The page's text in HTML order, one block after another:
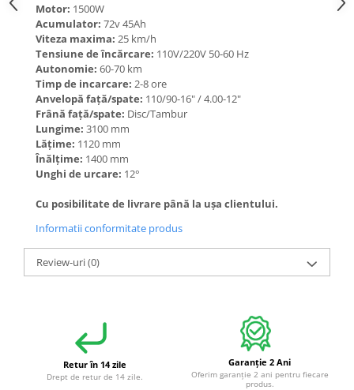
Motor: 1500W
Acumulator: 72v 45Ah
Viteza maxima: 25 km/h
Tensiune de încărcare: 110V/220V 50-60 Hz
Autonomie: 60-70 km
Timp de incarcare: 2-8 ore
Anvelopă față/spate: 110/90-16" / 4.00-12"
Frână față/spate: Disc/Tambur
Lungime: 3100 mm
Lăţime: 1120 mm
Înălţime: 1400 mm
Unghi de urcare: 12°
Cu posibilitate de livrare până la ușa clientului.
Informatii conformitate produs
Review-uri(0)
Retur în 14 zile
Drept de retur de 14 zile.
Garanție 2 Ani
Oferim garanție 2 ani pentru fiecare
produs.